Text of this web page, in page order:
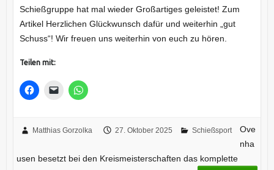
Schießgruppe hat mal wieder Großartiges geleistet! Zum
Artikel Herzlichen Glückwunsch dafür und weiterhin „gut
Schuss“! Wir freuen uns weiterhin von euch zu hören.
Teilen mit:
Matthias Gorzolka 27. Oktober 2025 Schießsport
Ove
nha
usen besetzt bei den Kreismeisterschaften das komplette